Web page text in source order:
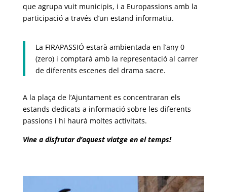
que agrupa vuit municipis, i a Europassions amb la
participació a través d’un estand informatiu.
La FIRAPASSIÓ estarà ambientada en l’any 0
(zero) i comptarà amb la representació al carrer
de diferents escenes del drama sacre.
A la plaça de l’Ajuntament es concentraran els
estands dedicats a informació sobre les diferents
passions i hi haurà moltes activitats.
Vine a disfrutar d’aquest viatge en el temps!